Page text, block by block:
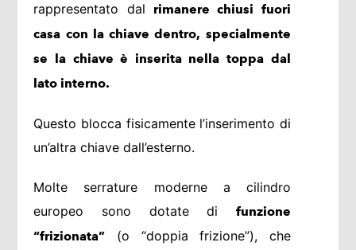
rappresentato dal rimanere chiusi fuori
casa con la chiave dentro, specialmente
se la chiave è inserita nella toppa dal
lato interno.
Questo blocca fisicamente l’inserimento di
un’altra chiave dall’esterno.
Molte serrature moderne a cilindro
europeo sono dotate di funzione
“frizionata” (o “doppia frizione”), che